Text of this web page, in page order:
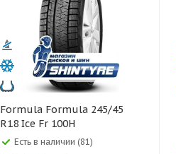
Formula Formula 245/45
R18 Ice Fr 100H
Есть в наличии (81)